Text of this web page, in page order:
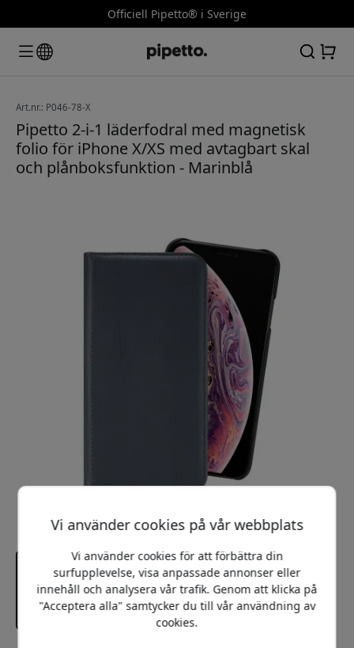
Officiell Pipetto® i Sverige
Art.nr.: P046-78-X
Pipetto 2-i-1 läderfodral med magnetisk
folio för iPhone X/XS med avtagbart skal
och plånboksfunktion - Marinblå
Vi använder cookies på vår webbplats
Vi använder cookies för att förbättra din
surfupplevelse, visa anpassade annonser eller
innehåll och analysera vår trafik. Genom att klicka på
"Acceptera alla" samtycker du till vår användning av
cookies.